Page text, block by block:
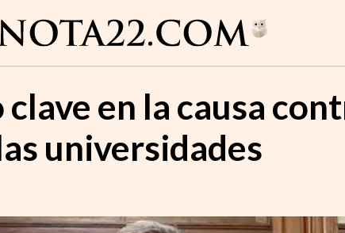
en la causa
universidades